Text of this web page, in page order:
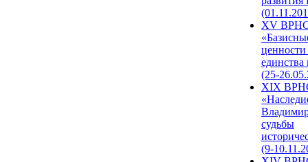
XV
единства
(25-
XIX
судьбы
(9-